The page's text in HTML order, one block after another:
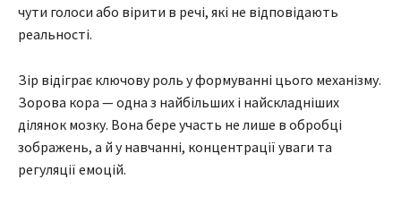
чути голоси або вірити в речі, які не відповідають
реальності.
Зір відіграє ключову роль у формуванні цього механізму.
Зорова кора — одна з найбільших і найскладніших
ділянок мозку. Вона бере участь не лише в обробці
зображень, а й у навчанні, концентрації уваги та
регуляції емоцій.